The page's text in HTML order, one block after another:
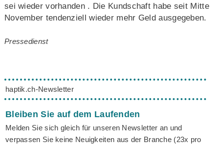
sei wieder vorhanden . Die Kundschaft habe seit Mitte
November tendenziell wieder mehr Geld ausgegeben.
Pressedienst
haptik.ch-Newsletter
Bleiben Sie auf dem Laufenden
Melden Sie sich gleich für unseren Newsletter an und
verpassen Sie keine Neuigkeiten aus der Branche (23x pro